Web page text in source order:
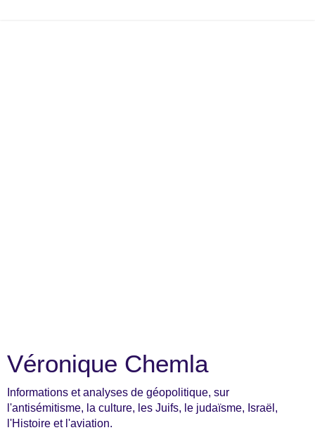
Véronique Chemla
Informations et analyses de géopolitique, sur
l'antisémitisme, la culture, les Juifs, le judaïsme, Israël,
l'Histoire et l'aviation.